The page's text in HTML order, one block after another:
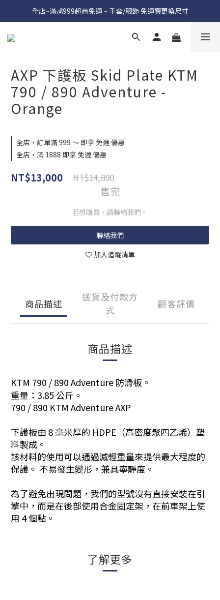
全店~滿💰999超商免運 ~ 手套/服飾 免運費更換尺寸
AXP 下護板 Skid Plate KTM
790 / 890 Adventure -
Orange
全店，訂單滿 999 ～ 即享 免運 優惠
全店，滿 1888 即享 免運 優惠
NT$13,000 NT$14,800
售完
若想購買，請聯絡我們。
聯絡我們
加入追蹤清單
商品描述
送貨及付款方
式
顧客評價
商品描述
KTM 790 / 890 Adventure 防滑板。
重量：3.85 公斤。
790 / 890 KTM Adventure AXP
下護板由 8 毫米厚的 HDPE（高密度聚四乙烯）塑
料製成。
該材料的使用可以通過減輕重量來提供最大程度的
保護。 不易發生變形，兼具寧靜度。
為了避免出現問題，我們的型號沒有直接安裝在引
擎中，而是在後部使用合金固定架，在前車架上使
用 4 個點。
了解更多